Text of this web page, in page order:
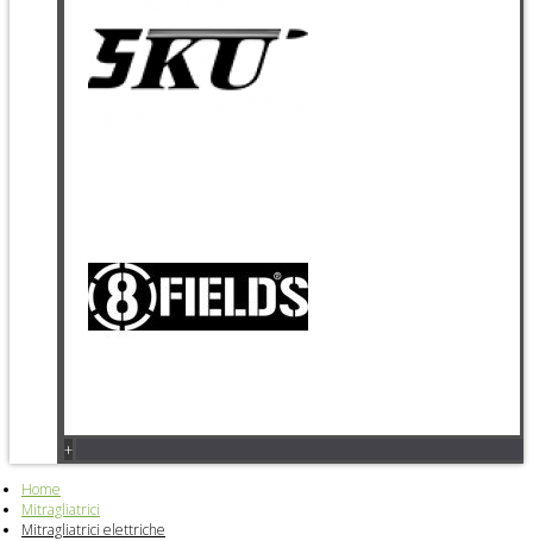
+
Home
Mitragliatrici
Mitragliatrici elettriche